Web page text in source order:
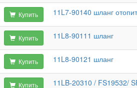
Купить 11L7-90140 шланг
Купить 11L8-90111 шланг
Купить 11L8-90121 шланг
Купить 11LB-20310 / FS19532/